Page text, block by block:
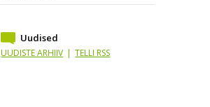
Uudised
UUDISTE ARHIIV | TELLI RSS